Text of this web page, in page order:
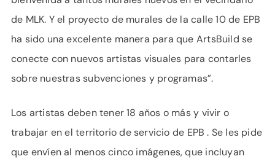
de MLK. Y el proyecto de murales de la calle 10 de EPB
ha sido una excelente manera para que ArtsBuild se
conecte con nuevos artistas visuales para contarles
sobre nuestras subvenciones y programas”.
Los artistas deben tener 18 años o más y vivir o
trabajar en el territorio de servicio de EPB . Se les pide
que envíen al menos cinco imágenes, que incluyan